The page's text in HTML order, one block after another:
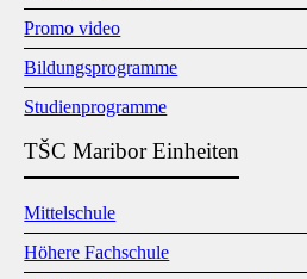
Promo video
Bildungsprogramme
Studienprogramme
TŠC Maribor Einheiten
Mittelschule
Höhere Fachschule